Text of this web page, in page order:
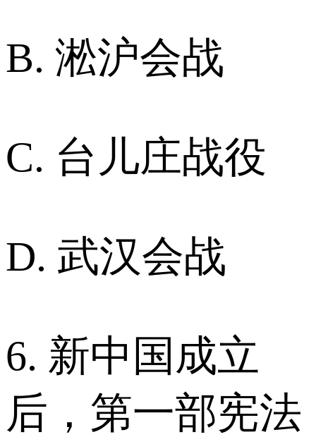
B. 淞沪会战
C. 台儿庄战役
D. 武汉会战
6. 新中国成立
后，第一部宪法